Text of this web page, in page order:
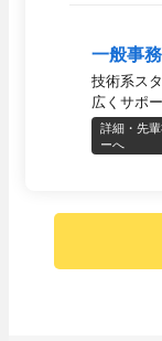
一般事務
技術系ス
広くサポ
詳細・先
ーへ